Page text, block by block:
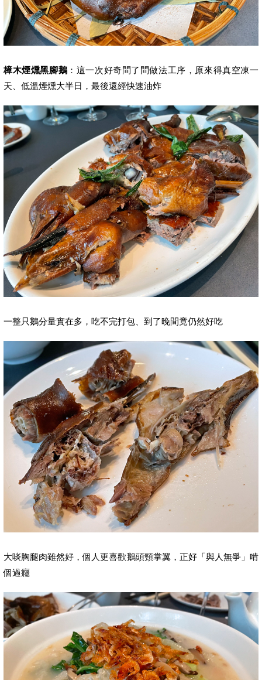
樟木煙燻黑腳鵝 ：這一次好奇問了問做法工序，原來得真空凍一
天、低溫煙燻大半日，最後還經快速油炸
一整只鵝分量實在多，吃不完打包、到了晚間竟仍然好吃
大啖胸腿肉雖然好，個人更喜歡鵝頭頸掌翼，正好「與人無爭」啃
個過癮